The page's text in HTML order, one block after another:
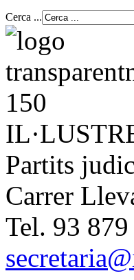
Cerca ...
Partits
Carrer
Tel. 93